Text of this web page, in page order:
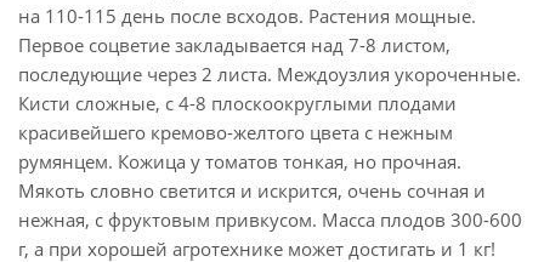
на 110-115 день после всходов. Растения мощные.
Первое соцветие закладывается над 7-8 листом,
последующие через 2 листа. Междоузлия укороченные.
Кисти сложные, с 4-8 плоскоокруглыми плодами
красивейшего кремово-желтого цвета с нежным
румянцем. Кожица у томатов тонкая, но прочная.
Мякоть словно светится и искрится, очень сочная и
нежная, с фруктовым привкусом. Масса плодов 300-600
г, а при хорошей агротехнике может достигать и 1 кг!